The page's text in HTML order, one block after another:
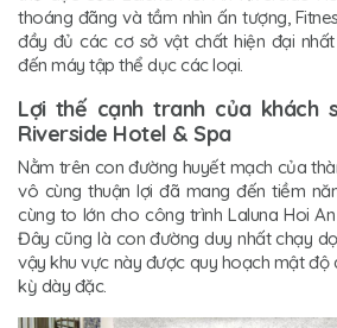
thoáng đãng và tầm nhìn ấn tượng,
đầy đủ các cơ sở vật chất hiện đại
đến máy tập thể dục các loại.
Lợi thế cạnh tranh của khách
Riverside Hotel & Spa
Nằm trên con đường huyết mạch của
vô cùng thuận lợi đã mang đến tiềm
cùng to lớn cho công trình Laluna Hoi
Đây cũng là con đường duy nhất chạy
vậy khu vực này được quy hoạch mật độ
kỳ dày đặc.